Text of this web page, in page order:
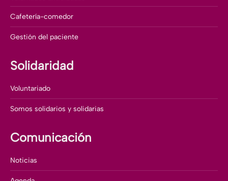
Cafetería-comedor
Gestión del paciente
Solidaridad
Voluntariado
Somos solidarios y solidarias
Comunicación
Noticias